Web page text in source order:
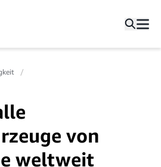
von
weltweit